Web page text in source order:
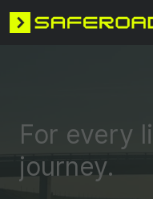
For every
journey.